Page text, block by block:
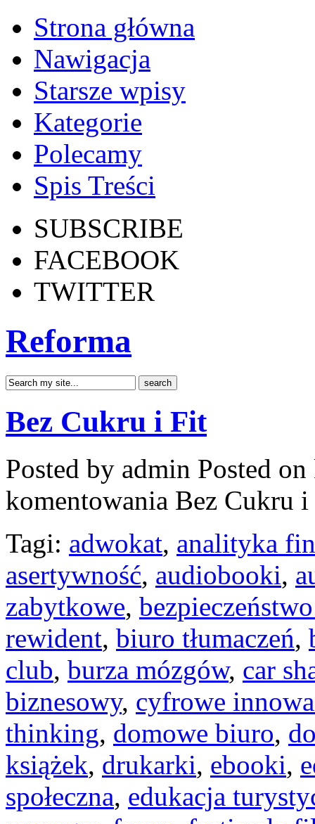
Strona główna
Nawigacja
Starsze wpisy
Kategorie
Polecamy
Spis Treści
SUBSCRIBE
FACEBOOK
TWITTER
Reforma
Bez Cukru i Fit
Posted by admin Posted
komentowania Bez Cukru
Tagi: adwokat, analityka
asertywność, audiobooki,
zabytkowe,
rewident, biuro tłumaczeń,
club, burza mózgów, car
biznesowy, cyfrowe
thinking, domowe biuro,
książek, drukarki, ebooki,
społeczna, edukacja